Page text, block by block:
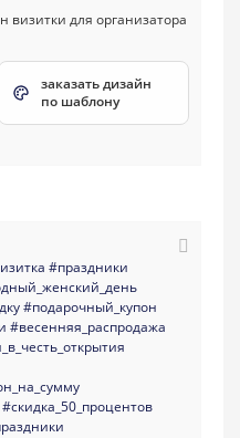
заказать дизайн
по шаблону
#праздники
#подарочный_купон
#весенняя_распродажа
#скидка_50_процентов